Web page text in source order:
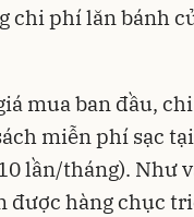
chi phí lăn bánh
mua ban đầu,
miễn phí sạc
lần/tháng). Như
được hàng chục